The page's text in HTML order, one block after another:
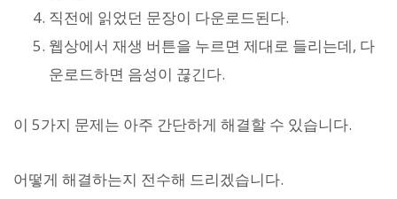
직전에 읽었던 문장이 다운로드된다.
웹상에서 재생 버튼을 누르면 제대로 들리는데, 다
운로드하면 음성이 끊긴다.
이 5가지 문제는 아주 간단하게 해결할 수 있습니다.
어떻게 해결하는지 전수해 드리겠습니다.